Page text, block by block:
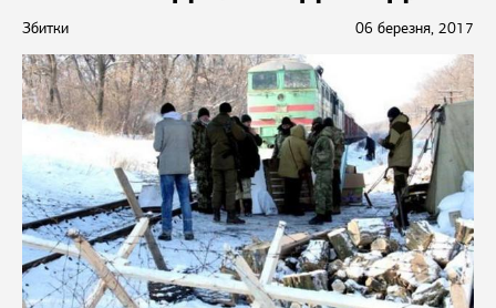
06 березня, 2017
Збитки